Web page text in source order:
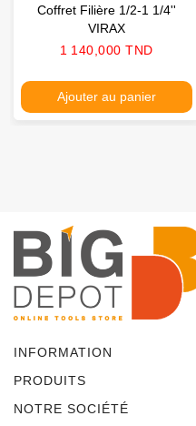
Coffret Filière 1/2-1 1/4''
VIRAX
Prix
1 140,000 TND
Ajouter au panier
INFORMATION
PRODUITS
NOTRE SOCIÉTÉ